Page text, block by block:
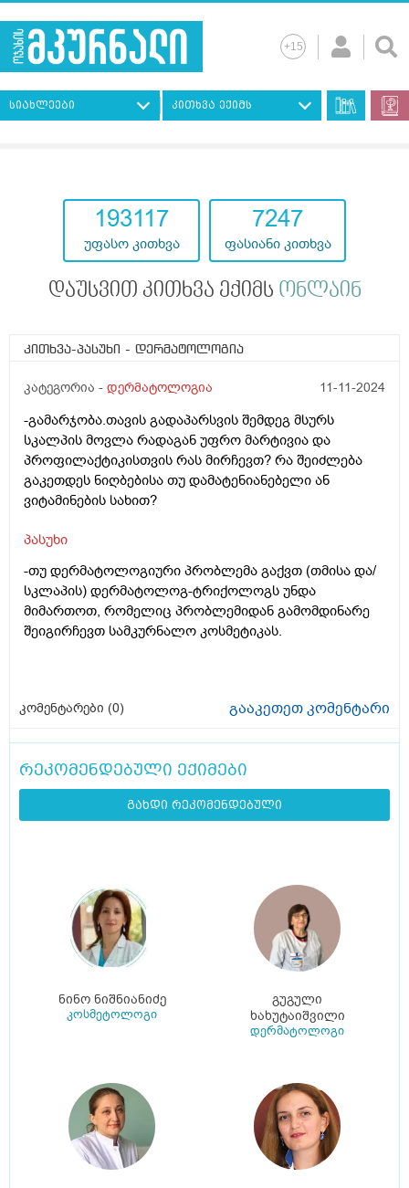
სიახლეები კითხვა ექიმს
193117
უფასო კითხვა
7247
ფასიანი კითხვა
დაუსვით კითხვა ექიმს ონლაინ
კითხვა-პასუხი - დერმატოლოგია
კატეგორია - დერმატოლოგია 11-11-2024
-გამარჯობა.თავის გადაპარსვის შემდეგ მსურს
სკალპის მოვლა რადაგან უფრო მარტივია და
პროფილაქტიკისთვის რას მირჩევთ? რა შეიძლება
გაკეთდეს ნიღბებისა თუ დამატენიანებელი ან
ვიტამინების სახით?
პასუხი
-თუ დერმატოლოგიური პრობლემა გაქვთ (თმისა და/
სკლაპის) დერმატოლოგ-ტრიქოლოგს უნდა
მიმართოთ, რომელიც პრობლემიდან გამომდინარე
შეიგირჩევთ სამკურნალო კოსმეტიკას.
კომენტარები (0) გააკეთეთ კომენტარი
რეკომენდებული ექიმები
გახდი რეკომენდებული
ნინო ნიშნიანიძე
კოსმეტოლოგი
გუგული
ხახუტაიშვილი
დერმატოლოგი